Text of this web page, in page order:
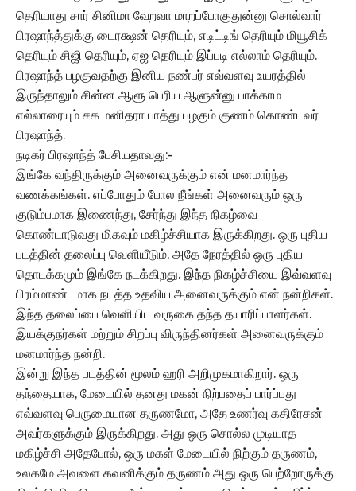
தெரியாது சார் சினிமா வேறவா மாறப்போகுதுன்னு சொல்வார்
பிரஷாந்த்துக்கு டைரக்ஷன் தெரியும், எடிட்டிங் தெரியும் மியூசிக்
தெரியும் சிஜி தெரியும், ஏஐ தெரியும் இப்படி எல்லாம் தெரியும்.
பிரஷாந்த் பழகுவதற்கு இனிய நண்பர் எவ்வளவு உயரத்தில்
இருந்தாலும் சின்ன ஆளு பெரிய ஆளுன்னு பாக்காம
எல்லாரையும் சக மனிதரா பாத்து பழகும் குணம் கொண்டவர்
பிரஷாந்த்.
நடிகர் பிரஷாந்த் பேசியதாவது:-
இங்கே வந்திருக்கும் அனைவருக்கும் என் மனமார்ந்த
வணக்கங்கள். எப்போதும் போல நீங்கள் அனைவரும் ஒரு
குடும்பமாக இணைந்து, சேர்ந்து இந்த நிகழ்வை
கொண்டாடுவது மிகவும் மகிழ்ச்சியாக இருக்கிறது. ஒரு புதிய
படத்தின் தலைப்பு வெளியீடும், அதே நேரத்தில் ஒரு புதிய
தொடக்கமும் இங்கே நடக்கிறது. இந்த நிகழ்ச்சியை இவ்வளவு
பிரம்மாண்டமாக நடத்த உதவிய அனைவருக்கும் என் நன்றிகள்.
இந்த தலைப்பை வெளியிட வருகை தந்த தயாரிப்பாளர்கள்.
இயக்குநர்கள் மற்றும் சிறப்பு விருந்தினர்கள் அனைவருக்கும்
மனமார்ந்த நன்றி.
இன்று இந்த படத்தின் மூலம் ஹரி அறிமுகமாகிறார். ஒரு
தந்தையாக, மேடையில் தனது மகன் நிற்பதைப் பார்ப்பது
எவ்வளவு பெருமையான தருணமோ, அதே உணர்வு கதிரேசன்
அவர்களுக்கும் இருக்கிறது. அது ஒரு சொல்ல முடியாத
மகிழ்ச்சி அதேபோல், ஒரு மகள் மேடையில் நிற்கும் தருணம்,
உலகமே அவளை கவனிக்கும் தருணம் அது ஒரு பெற்றோருக்கு